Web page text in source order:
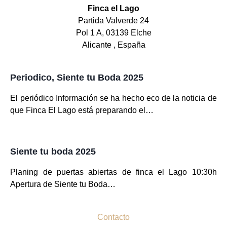
Finca el Lago
Partida Valverde 24
Pol 1 A, 03139 Elche
Alicante , España
Periodico, Siente tu Boda 2025
El periódico Información se ha hecho eco de la noticia de
que Finca El Lago está preparando el…
Siente tu boda 2025
Planing de puertas abiertas de finca el Lago 10:30h
Apertura de Siente tu Boda…
Contacto